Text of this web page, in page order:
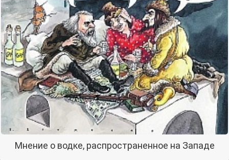
Мнение о водке, распространенное на Западе